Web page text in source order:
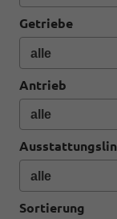
Getriebe
Antrieb
Sortierung